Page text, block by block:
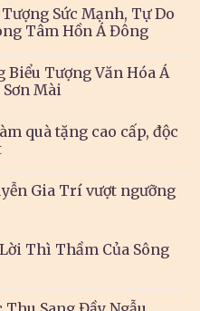
Sức Mạnh, Tự Do
Tâm Hồn Á Đông
Biểu Tượng Văn Hóa Á
Mài
quà tặng cao cấp, độc
Gia Trí vượt ngưỡng
Thì Thầm Của Sông